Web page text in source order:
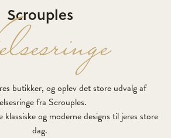
Scrouples
butikker, og oplev det store udvalg af
fra Scrouples.
og moderne designs til jeres store
dag.